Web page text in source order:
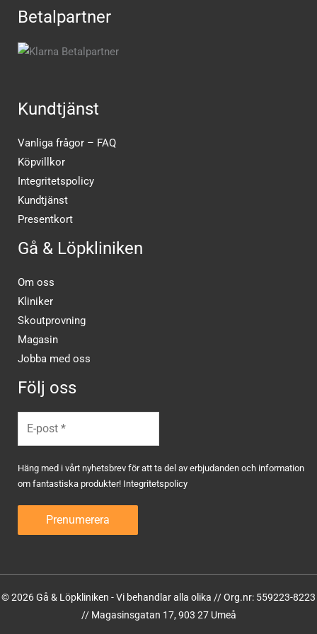
Betalpartner
Kundtjänst
Vanliga frågor – FAQ
Köpvillkor
Integritetspolicy
Kundtjänst
Presentkort
Gå & Löpkliniken
Om oss
Kliniker
Skoutprovning
Magasin
Jobba med oss
Följ oss
Häng med i vårt nyhetsbrev för att ta del av erbjudanden och information
om fantastiska produkter! Integritetspolicy
© 2026 Gå & Löpkliniken - Vi behandlar alla olika // Org.nr: 559223-8223
// Magasinsgatan 17, 903 27 Umeå